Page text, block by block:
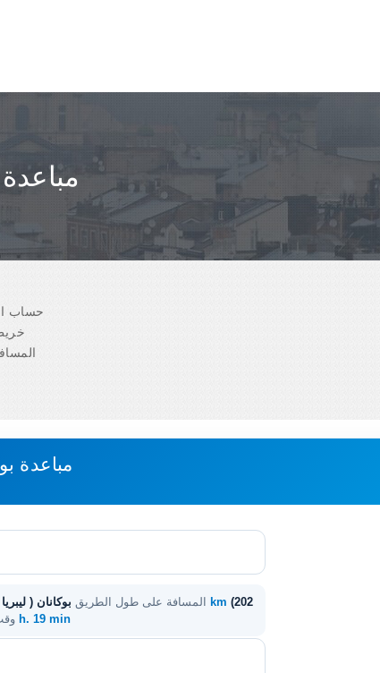
حساب
مباعدة
المسافة على طول الطريق بوكانان ( 325 km (202
. 5 h. 19 min